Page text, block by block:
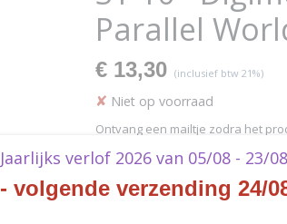
Parallel
€ 13,30 (inclusief btw 21%)
✘ Niet op voorraad
Ontvang een mailtje zodra het
Jaarlijks verlof 2026 van 05/08 - 23/08
- volgende verzending 24/